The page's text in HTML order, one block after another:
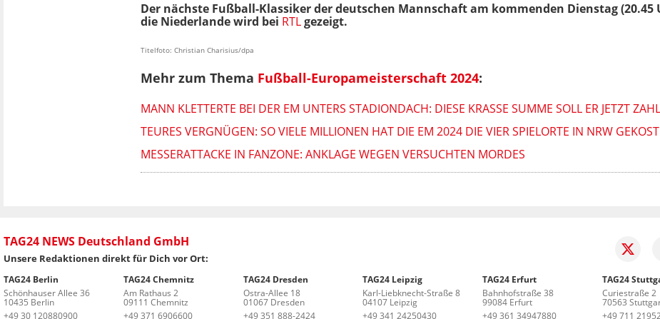
Der nächste Fußball-Klassiker der deutschen Mannschaft am kommenden Dienstag (20.45
die Niederlande wird bei RTLgezeigt.
Titelfoto: Christian Charisius/dpa
Mehr zum Thema Fußball-Europameisterschaft 2024:
MANN KLETTERTE BEI DER EM UNTERS STADIONDACH: DIESE KRASSE SUMME SOLL ER JETZT
TEURES VERGNÜGEN: SO VIELE MILLIONEN HAT DIE EM 2024 DIE VIER SPIELORTE IN NRW
MESSERATTACKE IN FANZONE: ANKLAGE WEGEN VERSUCHTEN MORDES
TAG24 NEWS Deutschland GmbH
Unsere Redaktionen direkt für Dich vor Ort:
TAG24 Berlin
Schönhauser Allee 36
10435 Berlin
+49 30 120880900
TAG24 Chemnitz
Am Rathaus 2
09111 Chemnitz
+49 371 6906600
TAG24 Dresden
Ostra-Allee 18
01067 Dresden
+49 351 888-2424
TAG24 Leipzig
Karl-Liebknecht-Straße 8
04107 Leipzig
+49 341 24250430
TAG24 Erfurt
Bahnhofstraße 38
99084 Erfurt
+49 361 34947880
TAG24
Curiestraße 2
70563
+49 711